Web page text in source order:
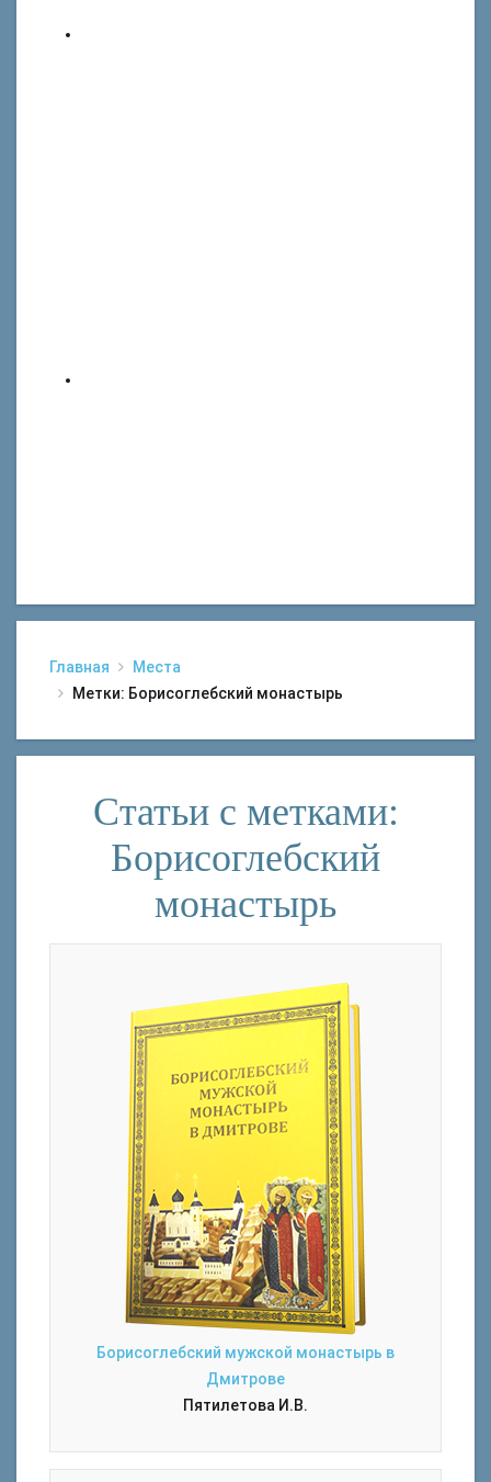
Главная
Места
Метки: Борисоглебский монастырь
Статьи с метками:
Борисоглебский
монастырь
Борисоглебский мужской монастырь в
Дмитрове
Пятилетова И.В.